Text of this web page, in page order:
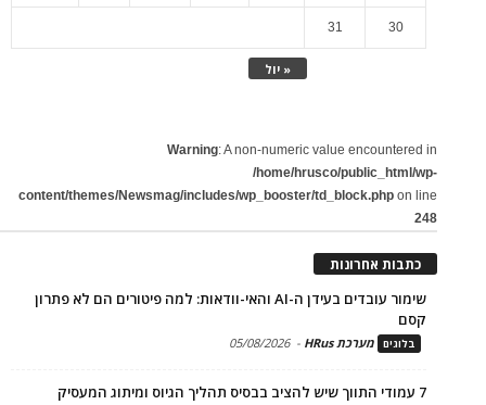
« יול
30
31
Warning: A non-numeric value encountered in
/home/hrusco/public_html/wp-
content/themes/Newsmag/includes/wp_booster/td_block.php on line
248
כתבות אחרונות
שימור עובדים בעידן ה-AI והאי-וודאות: למה פיטורים הם לא פתרון
קסם
בלוגים מערכת HRus -
05/08/2026
7 עמודי התווך שיש להציב בבסיס תהליך הגיוס ומיתוג המעסיק